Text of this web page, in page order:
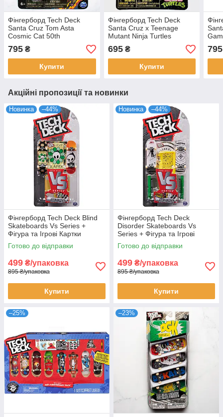
Фінгерборд Tech Deck
Santa Cruz Tom Asta
Cosmic Cat 50th
Anniversary 32 мм
795 ₴
Купити
Фінгерборд Tech Deck
Santa Cruz x Teenage
Mutant Ninja Turtles
Leonardo Nickelodeon 32
мм
695₴
Купити
795
Акційні пропозиції та новинки
Новинка –44%
Фінгерборд Tech Deck Blind
Skateboards Vs Series +
Фігура та Ігрові Картки
(уцінка, пошкоджена
упаковка)
Готово до відправки
499 ₴/упаковка
895 ₴/упаковка
Купити
Новинка –44%
Фінгерборд Tech Deck
Disorder Skateboards Vs
Series + Фігура та Ігрові
Картки (уцінка, пошкоджена
упаковка)
Готово до відправки
499 ₴/упаковка
895 ₴/упаковка
Купити
–25% –23%